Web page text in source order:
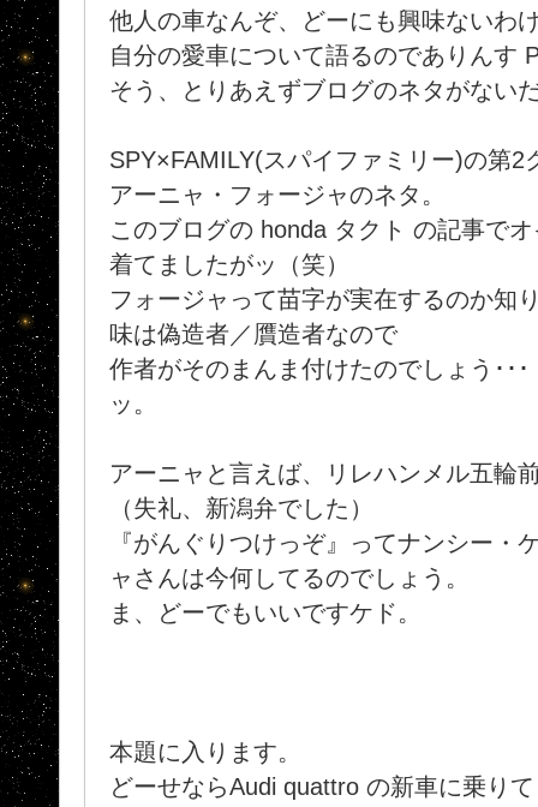
他人の車なんぞ、どーにも興味ないわ
自分の愛車について語るのでありんす
そう、とりあえずブログのネタがない
SPY×FAMILY(スパイファミリー)の第2
アーニャ・フォージャのネタ。
このブログの honda タクト の記事で
着てましたがッ（笑）
フォージャって苗字が実在するのか知
味は偽造者／贋造者なので
作者がそのまんま付けたのでしょう･
ッ。
アーニャと言えば、リレハンメル五輪
（失礼、新潟弁でした）
『がんぐりつけっぞ』ってナンシー・
ャさんは今何してるのでしょう。
ま、どーでもいいですケド。
本題に入ります。
どーせならAudi quattro の新車に乗り